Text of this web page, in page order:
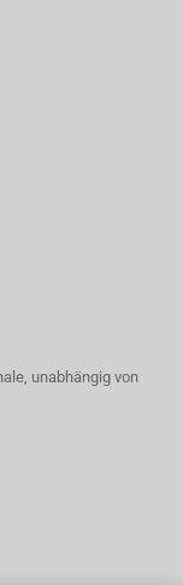
unabhängig von